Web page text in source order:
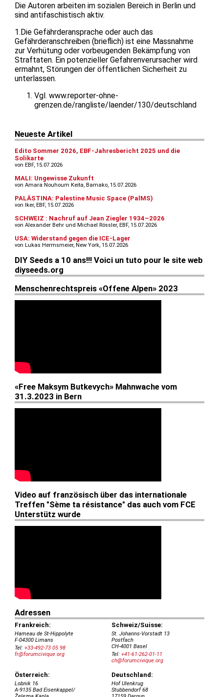
Die Autoren arbeiten im sozialen Bereich in Berlin und
sind antifaschistisch aktiv.
1.Die Gefährderansprache oder auch das
Gefährderanschreiben (brieflich) ist eine Massnahme
zur Verhütung oder vorbeugenden Bekämpfung von
Straftaten. Ein potenzieller Gefahrenverursacher wird
ermahnt, Störungen der öffentlichen Sicherheit zu
unterlassen.
Vgl. www.reporter-ohne-
grenzen.de/rangliste/laender/130/deutschland